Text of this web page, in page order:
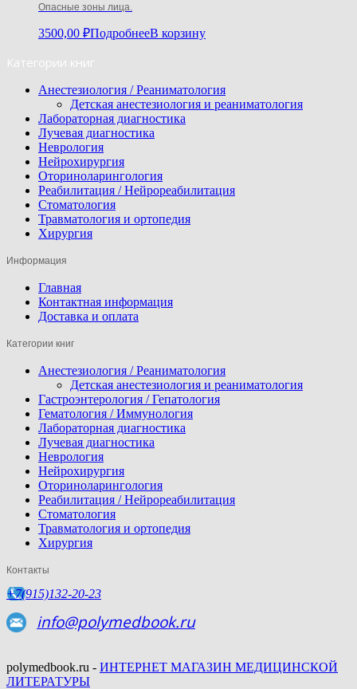
Опасные зоны лица.
3500,00 ₽ПодробнееВ корзину
Категории книг
Анестезиология / Реаниматология
Детская анестезиология и реаниматология
Лабораторная диагностика
Лучевая диагностика
Неврология
Нейрохирургия
Оториноларингология
Реабилитация / Нейрореабилитация
Стоматология
Травматология и ортопедия
Хирургия
Информация
Главная
Контактная информация
Доставка и оплата
Категории книг
Анестезиология / Реаниматология
Детская анестезиология и реаниматология
Гастроэнтерология / Гепатология
Гематология / Иммунология
Лабораторная диагностика
Лучевая диагностика
Неврология
Нейрохирургия
Оториноларингология
Реабилитация / Нейрореабилитация
Стоматология
Травматология и ортопедия
Хирургия
Контакты
+7(915)132-20-23
info@polymedbook.ru
polymedbook.ru - ИНТЕРНЕТ МАГАЗИН МЕДИЦИНСКОЙ
ЛИТЕРАТУРЫ